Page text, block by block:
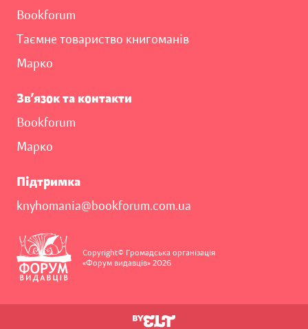
Bookforum
Таємне товариство книгоманів
Марко
Зв’язок та контакти
Bookforum
Марко
Підтримка
knyhomania@bookforum.com.ua
Copyright© Громадська організація
«Форум видавців» 2026